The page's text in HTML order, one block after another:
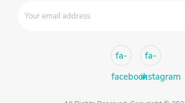
fa-
facebook
fa-
instagram